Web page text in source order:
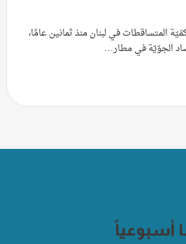
المتساقطات في لبنان منذ ثمانين عامًا،
الجوّيّة في مطار…
أسبوعياً